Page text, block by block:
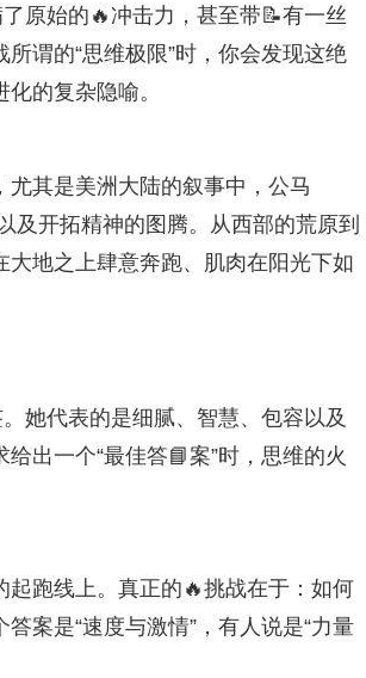
原始的🔥冲击力，甚至带📝有一丝
谓的“思维极限”时，你会发现这绝
的复杂隐喻。
其是美洲大陆的叙事中，公马
及开拓精神的图腾。从西部的荒原到
地之上肆意奔跑、肌肉在阳光下如
她代表的是细腻、智慧、包容以及
出一个“最佳答📘案”时，思维的火
跑线上。真正的🔥挑战在于：如何
案是“速度与激情”，有人说是“力量